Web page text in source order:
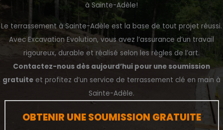
à Sainte-Adèle!
Le terrassement à Sainte-Adèle est la base de tout projet réussi.
Avec Excavation Evolution, vous avez l’assurance d’un travail
rigoureux, durable et réalisé selon les règles de l’art.
Contactez-nous dès aujourd’hui pour une soumission
gratuite et profitez d’un service de terrassement clé en main à
Sainte-Adèle.
OBTENIR UNE SOUMISSION GRATUITE